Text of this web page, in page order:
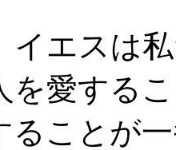
エスは
を愛する
ることが